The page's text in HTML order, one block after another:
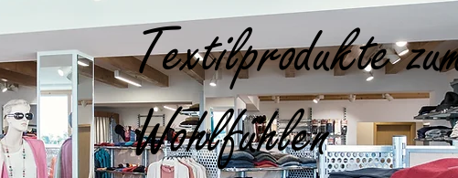
Textilprodukte
Wohlfühlen